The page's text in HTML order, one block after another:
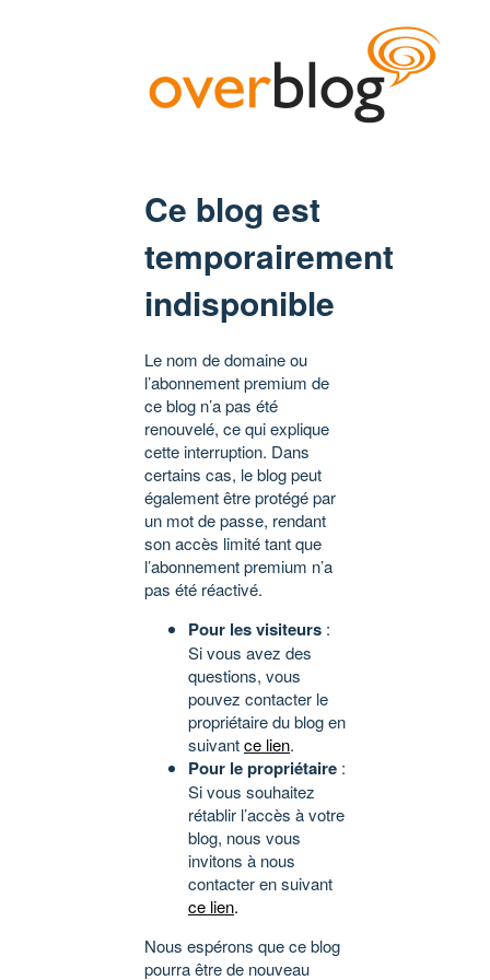
Ce blog est
temporairement
indisponible
Le nom de domaine ou
l’abonnement premium de
ce blog n’a pas été
renouvelé, ce qui explique
cette interruption. Dans
certains cas, le blog peut
également être protégé par
un mot de passe, rendant
son accès limité tant que
l’abonnement premium n’a
pas été réactivé.
Pour les visiteurs :
Si vous avez des
questions, vous
pouvez contacter le
propriétaire du blog en
suivantce lien.
Pour le propriétaire :
Si vous souhaitez
rétablir l’accès à votre
blog, nous vous
invitons à nous
contacter en suivant
ce lien.
Nous espérons que ce blog
pourra être de nouveau